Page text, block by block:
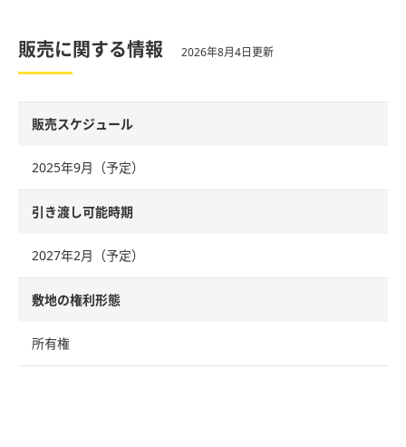
販売に関する情報 2026年8月4日更新
販売スケジュール
2025年9月（予定）
引き渡し可能時期
2027年2月（予定）
敷地の権利形態
所有権